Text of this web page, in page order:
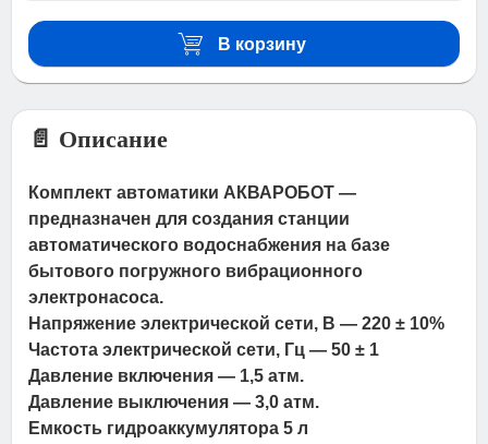
В корзину
📄 Описание
Комплект автоматики АКВАРОБОТ —
предназначен для создания станции
автоматического водоснабжения на базе
бытового погружного вибрационного
электронасоса.
Напряжение электрической сети, В — 220 ± 10%
Частота электрической сети, Гц — 50 ± 1
Давление включения — 1,5 атм.
Давление выключения — 3,0 атм.
Емкость гидроаккумулятора 5 л